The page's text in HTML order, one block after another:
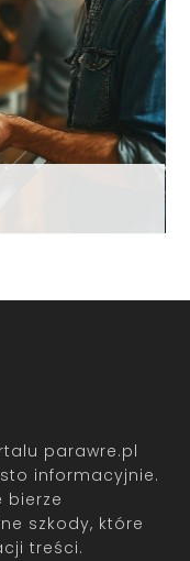
parawre.pl
informacyjnie.
bierze
szkody, które
treści.